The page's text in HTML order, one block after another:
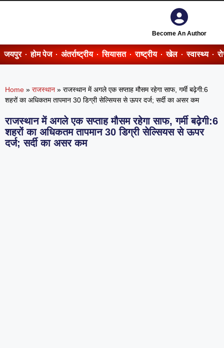
Become An Author
जयपुर होम पेज अंतर्राष्ट्रीय सियासत राष्ट्रीय खेल स्वास्थ्य
Home » राजस्थान » राजस्थान में अगले एक सप्ताह मौसम रहेगा साफ, गर्मी बढ़ेगी:6
शहरों का अधिकतम तापमान 30 डिग्री सेल्सियस से ऊपर दर्ज; सर्दी का असर कम
राजस्थान में अगले एक सप्ताह मौसम रहेगा साफ, गर्मी बढ़ेगी:6
शहरों का अधिकतम तापमान 30 डिग्री सेल्सियस से ऊपर
दर्ज; सर्दी का असर कम